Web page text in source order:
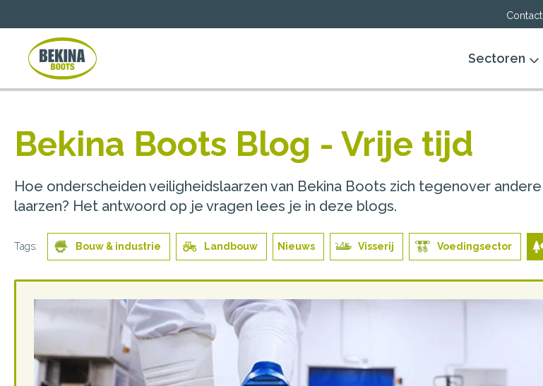
Contact
Sectoren
Bekina Boots Blog - Vrije tijd
Hoe onderscheiden veiligheidslaarzen van Bekina Boots zich tegenover andere
laarzen? Het antwoord op je vragen lees je in deze blogs.
Tags: Bouw & industrie Landbouw Nieuws Visserij Voedingsector